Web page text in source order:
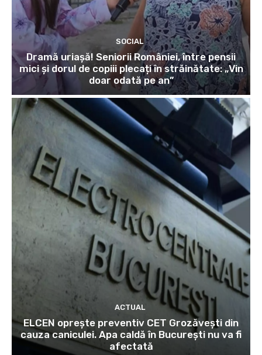
SOCIAL
Dramă uriașă! Seniorii României, între pensii
mici și dorul de copiii plecați în străinătate: „Vin
doar odată pe an”
ACTUAL
ELCEN oprește preventiv CET Grozăvești din
cauza caniculei. Apa caldă în București nu va fi
afectată